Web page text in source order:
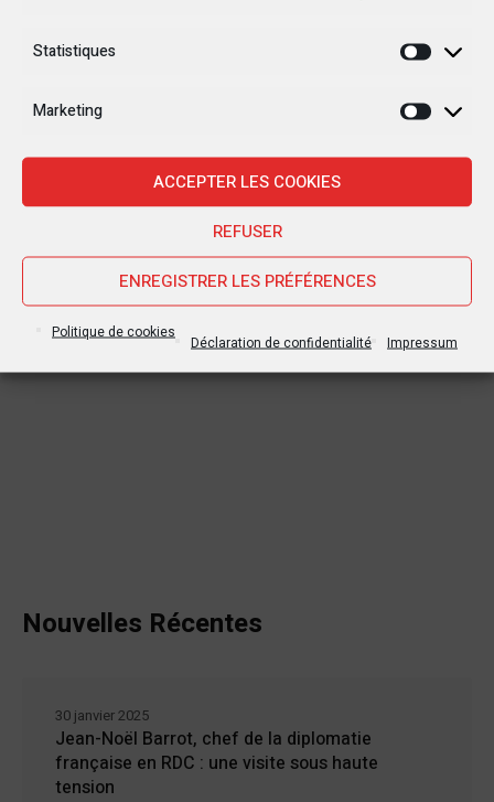
Statistiques
Marketing
ACCEPTER LES COOKIES
REFUSER
ENREGISTRER LES PRÉFÉRENCES
Politique de cookies
Déclaration de confidentialité Impressum
Nouvelles Récentes
Jean-Noël Barrot, chef de la diplomatie
française en RDC : une visite sous haute
tension
30 janvier 2025